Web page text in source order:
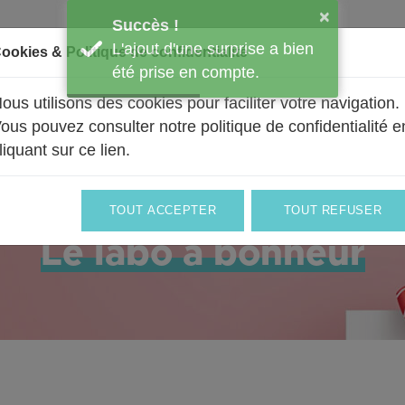
UN PEU DE NOUS PRO & ENTREPRISES
Composer votre bouquet à son image
Le labo à bonheur
×
Succès !
L'ajout d'une surprise a bien
été prise en compte.
& Politique de confidentialité
utilisons des cookies pour faciliter votre navigation.
pouvez consulter notre politique de confidentialité
sur ce lien.
TOUT ACCEPTER TOUT REFUSER